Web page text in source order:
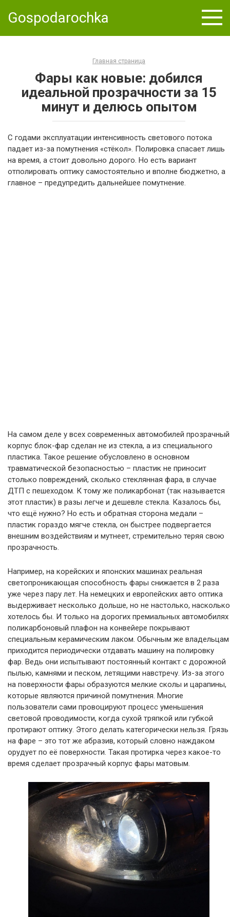
Gospodarochka
Главная страница
Фары как новые: добился
идеальной прозрачности за 15
минут и делюсь опытом
С годами эксплуатации интенсивность светового потока
падает из-за помутнения «стёкол». Полировка спасает лишь
на время, а стоит довольно дорого. Но есть вариант
отполировать оптику самостоятельно и вполне бюджетно, а
главное – предупредить дальнейшее помутнение.
На самом деле у всех современных автомобилей прозрачный
корпус блок-фар сделан не из стекла, а из специального
пластика. Такое решение обусловлено в основном
травматической безопасностью – пластик не приносит
столько повреждений, сколько стеклянная фара, в случае
ДТП с пешеходом. К тому же поликарбонат (так называется
этот пластик) в разы легче и дешевле стекла. Казалось бы,
что ещё нужно? Но есть и обратная сторона медали –
пластик гораздо мягче стекла, он быстрее подвергается
внешним воздействиям и мутнеет, стремительно теряя свою
прозрачность.
Например, на корейских и японских машинах реальная
светопроникающая способность фары снижается в 2 раза
уже через пару лет. На немецких и европейских авто оптика
выдерживает несколько дольше, но не настолько, насколько
хотелось бы. И только на дорогих премиальных автомобилях
поликарбоновый плафон на конвейере покрывают
специальным керамическим лаком. Обычным же владельцам
приходится периодически отдавать машину на полировку
фар. Ведь они испытывают постоянный контакт с дорожной
пылью, камнями и песком, летящими навстречу. Из-за этого
на поверхности фары образуются мелкие сколы и царапины,
которые являются причиной помутнения. Многие
пользователи сами провоцируют процесс уменьшения
световой проводимости, когда сухой тряпкой или губкой
протирают оптику. Этого делать категорически нельзя. Грязь
на фаре – это тот же абразив, который словно наждаком
орудует по её поверхности. Такая протирка через какое-то
время сделает прозрачный корпус фары матовым.